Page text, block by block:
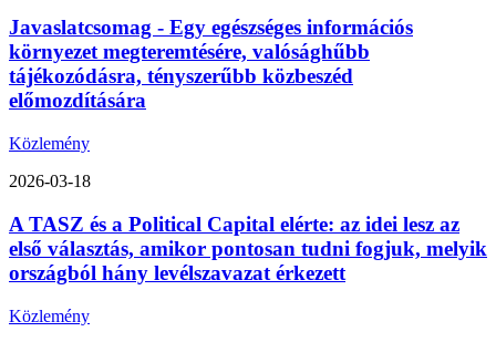
Javaslatcsomag - Egy egészséges információs
környezet megteremtésére, valósághűbb
tájékozódásra, tényszerűbb közbeszéd
előmozdítására
Közlemény
2026-03-18
A TASZ és a Political Capital elérte: az idei lesz az
első választás, amikor pontosan tudni fogjuk, melyik
országból hány levélszavazat érkezett
Közlemény